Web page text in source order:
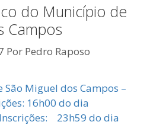
do Município de
Campos
Por Pedro Raposo
São Miguel dos Campos –
16h00 do dia
23h59 do dia